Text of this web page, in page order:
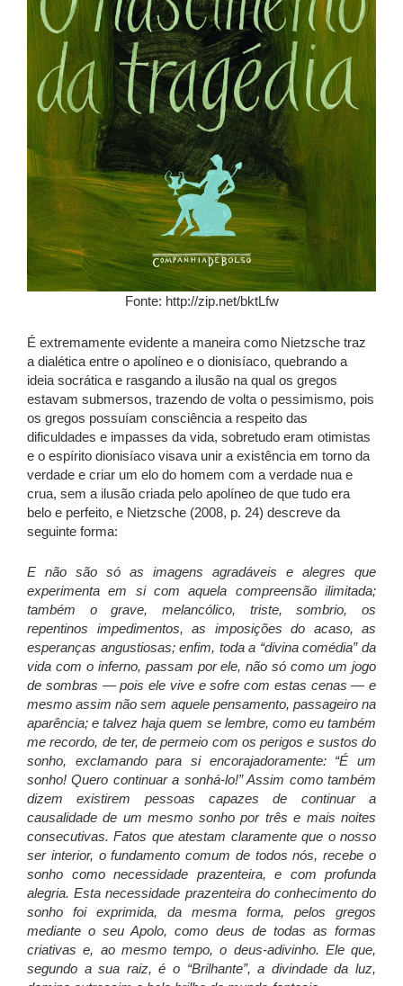
Fonte: http://zip.net/bktLfw
É extremamente evidente a maneira como Nietzsche traz
a dialética entre o apolíneo e o dionisíaco, quebrando a
ideia socrática e rasgando a ilusão na qual os gregos
estavam submersos, trazendo de volta o pessimismo, pois
os gregos possuíam consciência a respeito das
dificuldades e impasses da vida, sobretudo eram otimistas
e o espírito dionisíaco visava unir a existência em torno da
verdade e criar um elo do homem com a verdade nua e
crua, sem a ilusão criada pelo apolíneo de que tudo era
belo e perfeito, e Nietzsche (2008, p. 24) descreve da
seguinte forma:
E não são só as imagens agradáveis e alegres que
experimenta em si com aquela compreensão ilimitada;
também o grave, melancólico, triste, sombrio, os
repentinos impedimentos, as imposições do acaso, as
esperanças angustiosas; enfim, toda a “divina comédia” da
vida com o inferno, passam por ele, não só como um jogo
de sombras — pois ele vive e sofre com estas cenas — e
mesmo assim não sem aquele pensamento, passageiro na
aparência; e talvez haja quem se lembre, como eu também
me recordo, de ter, de permeio com os perigos e sustos do
sonho, exclamando para si encorajadoramente: “É um
sonho! Quero continuar a sonhá-lo!” Assim como também
dizem existirem pessoas capazes de continuar a
causalidade de um mesmo sonho por três e mais noites
consecutivas. Fatos que atestam claramente que o nosso
ser interior, o fundamento comum de todos nós, recebe o
sonho como necessidade prazenteira, e com profunda
alegria. Esta necessidade prazenteira do conhecimento do
sonho foi exprimida, da mesma forma, pelos gregos
mediante o seu Apolo, como deus de todas as formas
criativas e, ao mesmo tempo, o deus-adivinho. Ele que,
segundo a sua raiz, é o “Brilhante”, a divindade da luz,